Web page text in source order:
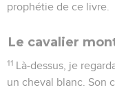
prophétie de ce livre.
Le cavalier
11 Là-dessus, je
un cheval blanc. Son